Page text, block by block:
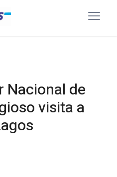
Nacional de
visita a